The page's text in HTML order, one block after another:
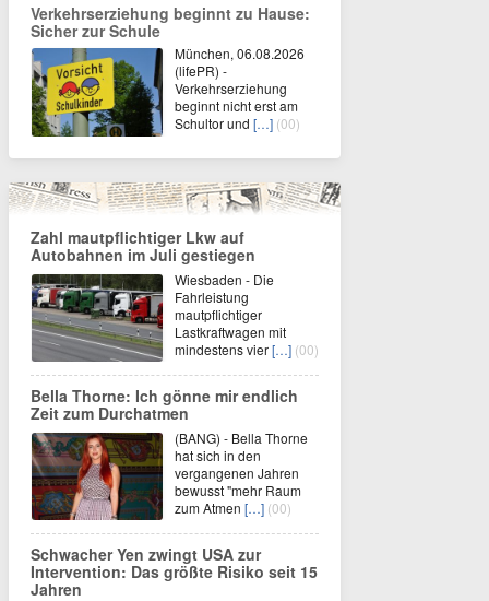
Verkehrserziehung beginnt zu Hause:
Sicher zur Schule
München, 06.08.2026
(lifePR) -
Verkehrserziehung
beginnt nicht erst am
Schultor und […] (00)
Zahl mautpflichtiger Lkw auf
Autobahnen im Juli gestiegen
Wiesbaden - Die
Fahrleistung
mautpflichtiger
Lastkraftwagen mit
mindestens vier[…] (00)
Bella Thorne: Ich gönne mir endlich
Zeit zum Durchatmen
(BANG) - Bella Thorne
hat sich in den
vergangenen Jahren
bewusst "mehr Raum
zum Atmen […] (00)
Schwacher Yen zwingt USA zur
Intervention: Das größte Risiko seit 15
Jahren